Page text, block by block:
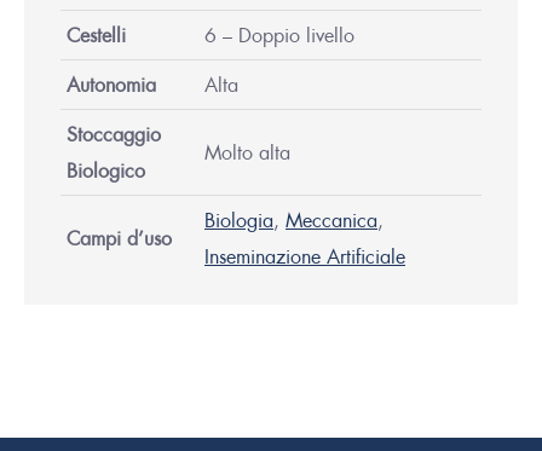
Cestelli
6 – Doppio livello
Autonomia
Alta
Stoccaggio
Biologico
Molto alta
Campi d’uso
Biologia, Meccanica,
Inseminazione Artificiale